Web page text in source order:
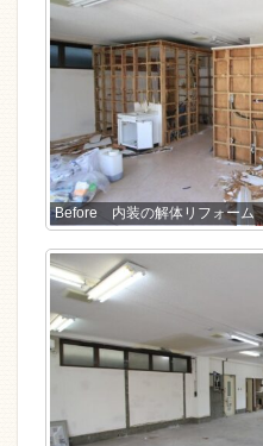
Before 内装の解体リフォーム